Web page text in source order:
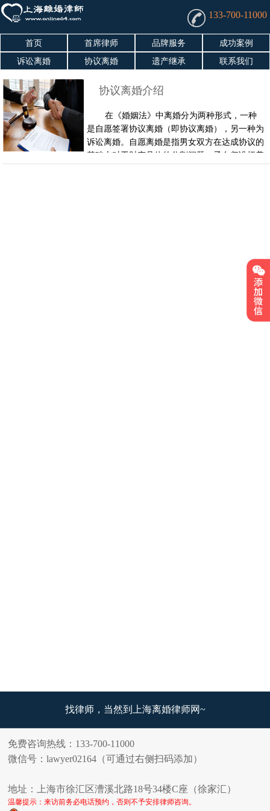
133-700-11000
首页 首席律师 品牌服务
成功案例
诉讼离婚
协议离婚 遗产继承 联系我们
协议离婚介绍
在《婚姻法》中离婚分为两种形式，一种
是自愿签署协议离婚（即协议离婚），另一种为
诉讼离婚。自愿离婚是指男女双方在达成协议的
基础上对于财产具体的分割问题，子女归谁抚养
找律师，当然到上海离婚律师网~
免费咨询热线：133-700-11000
微信号：lawyer02164（可通过右侧扫码添加）
地址：上海市徐汇区漕溪北路18号34楼C座（徐家汇）
温馨提示：来访前务必电话预约，否则不予安排律师咨询。